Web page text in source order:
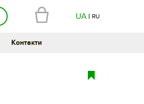
UA RU
Контакти